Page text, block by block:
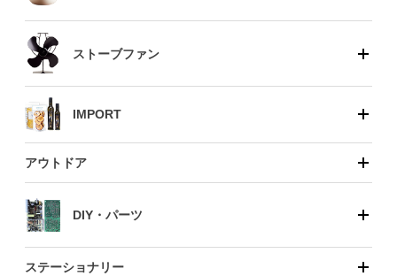
ストーブファン
IMPORT
アウトドア
DIY・パーツ
ステーショナリー